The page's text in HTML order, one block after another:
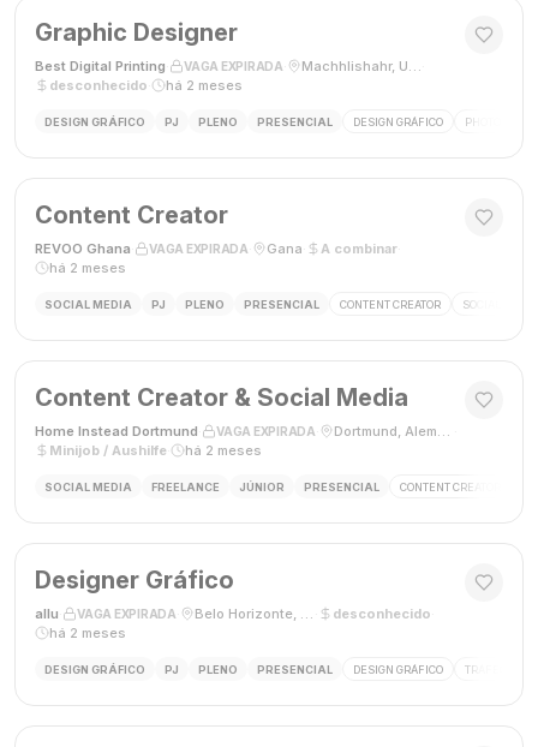
Graphic Designer
Best Digital Printing VAGA EXPIRADA Machhlishahr, Uttar Pradesh, Índia
desconhecido
há 2 meses
DESIGN GRÁFICO PJ PLENO PRESENCIAL DESIGN GRÁFICO PHOTOSHOP
Content Creator
REVOO Ghana VAGA EXPIRADA Gana A combinar·
há 2 meses
SOCIAL MEDIA PJ PLENO PRESENCIAL CONTENT CREATOR SOCIAL MEDIA
Content Creator & Social Media
Home Instead Dortmund VAGA EXPIRADA Dortmund, Alemanha
Minijob / Aushilfe
há 2 meses
SOCIAL MEDIA FREELANCE JÚNIOR PRESENCIAL CONTENT CREATOR
Designer Gráfico
allu VAGA EXPIRADA Belo Horizonte, MG, Brasil desconhecido
há 2 meses
DESIGN GRÁFICO PJ PLENO PRESENCIAL DESIGN GRÁFICO TRÁFEGO